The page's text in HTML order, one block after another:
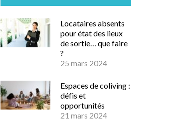
Locataires absents
pour état des lieux
de sortie… que faire
?
25 mars 2024
Espaces de coliving :
défis et
opportunités
21 mars 2024